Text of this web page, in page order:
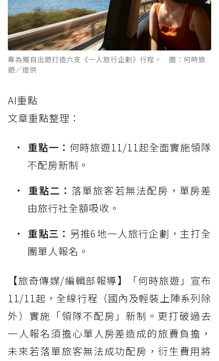
專為獨自出遊打造六支《一人旅行企劃》行程。 圖：何時旅
遊／提供
AI重點
文章重點整理：
重點一： 何時旅遊11/11起全面實施領隊
不配房新制。
重點二： 落單旅客若無法配房，單房差
由旅行社全額吸收。
重點三： 另推6地一人旅行企劃，主打全
團單人報名。
【旅奇傳媒/編輯部報導】「何時旅遊」宣布
11/11起，全線行程（國內及輕裝上陣系列除
外）實施「領隊不配房」新制。更打破過去
一人報名須擔心單人房差造成的旅費負擔，
未來若落單旅客無法成功配房，衍生費用將